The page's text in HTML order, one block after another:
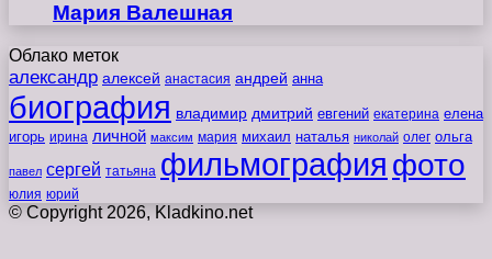
Мария Валешная
Облако меток
александр алексей анастасия андрей анна
биография владимир дмитрий евгений екатерина елена
игорь ирина личной максим мария михаил наталья николай олег ольга
павел сергей татьяна фильмография фото
юлия юрий
© Copyright 2026, Kladkino.net